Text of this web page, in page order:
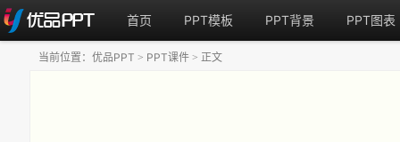
首页 PPT模板 PPT背景 PPT图表
当前位置： 优品PPT > PPT课件 > 正文